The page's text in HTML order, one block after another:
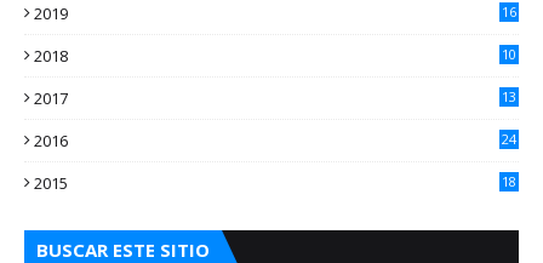
2019
16
2018
10
2017
13
2016
24
2015
18
BUSCAR ESTE SITIO